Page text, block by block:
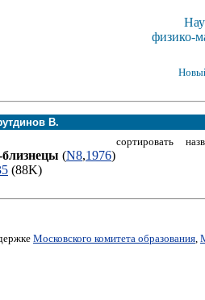
физико-
В.
сортировать
близнецы (N8,1976)
(88K)
Московского комитета образования,